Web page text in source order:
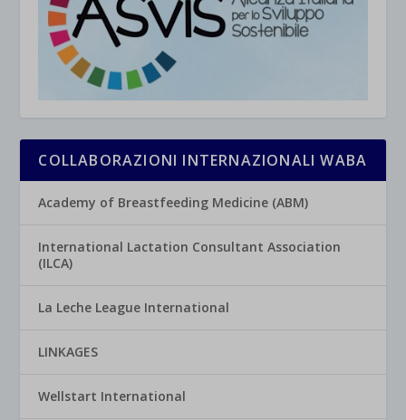
COLLABORAZIONI INTERNAZIONALI WABA
Academy of Breastfeeding Medicine (ABM)
International Lactation Consultant Association
(ILCA)
La Leche League International
LINKAGES
Wellstart International